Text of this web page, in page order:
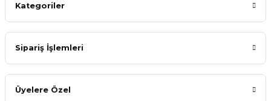
Kategoriler
Sipariş İşlemleri
Üyelere Özel